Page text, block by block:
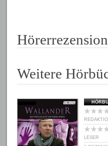
Weitere
LESER